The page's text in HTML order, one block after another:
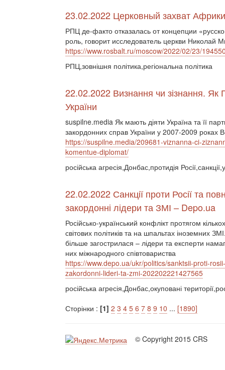
23.02.2022 Церковный захват
РПЦ де-факто отказалась от концепции
роль, говорит исследователь церкви Николай
https://www.rosbalt.ru/moscow/2022/02/23/
РПЦ,зовнішня політика,регіональна політика
22.02.2022 Визнання чи зізнання. Як
України
suspilne.media Як мають діяти Україна та її
закордонних справ України у 2007-2009 роках
https://suspilne.media/209681-viznanna-ci-
komentue-diplomat/
російська агресія,Донбас,протидія
22.02.2022 Санкції проти Росії та
закордонні лідери та ЗМІ – Depo.ua
Російсько-український конфлікт протягом
світових політиків та на шпальтах іноземних
більше загострилася – лідери та експерти
них міжнародного співтовариства
https://www.depo.ua/ukr/politics/sanktsii-proti-
zakordonni-lideri-ta-zmi-202202221427565
російська агресія,Донбас,окуповані
Сторінки : [1] 2 3 4 5 6 7 8 9 10 ... [1890]
© Copyright 2015 CRS